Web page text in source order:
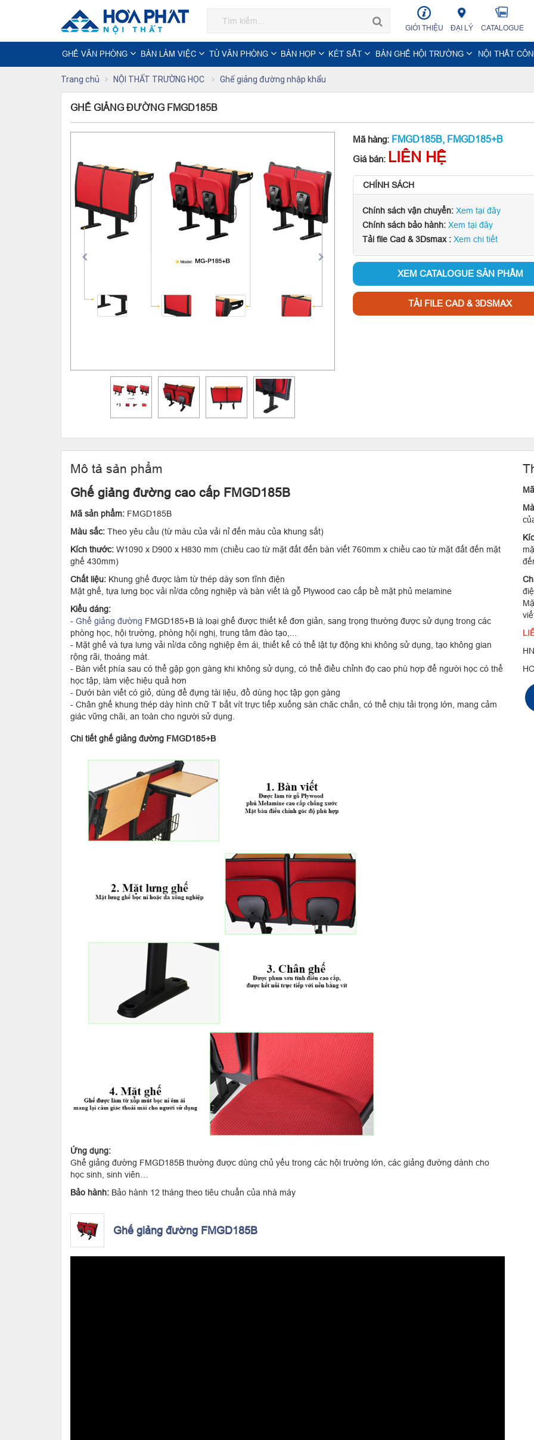
GIỚI THIỆU ĐẠI LÝ CATALOGUE
GHẾ VĂN PHÒNG BÀN LÀM VIỆC TỦ VĂN PHÒNG BÀN HỌP KÉT SẮT BÀN GHẾ HỘI TRƯỜNG NỘI THẤT
Trang chủ NỘI THẤT TRƯỜNG HỌC Ghế giảng đường nhập khẩu
GHẾ GIẢNG ĐƯỜNG FMGD185B
Mã hàng: FMGD185B, FMGD185+B
Giá bán: LIÊN HỆ
CHÍNH SÁCH
Chính sách vận chuyển:Xem tại đây
Chính sách bảo hành:Xem tại đây
Tải file Cad & 3Dsmax :Xem chi tiết
XEM CATALOGUE SẢN PHẨM
TẢI FILE CAD & 3DSMAX
Mô tả sản phẩm
Ghế giảng đường cao cấp FMGD185B
Mã sản phẩm: FMGD185B
Màu sắc: Theo yêu cầu (từ màu của vải nỉ đến màu của khung sắt)
Kích thước: W1090 x D900 x H830 mm (chiều cao từ mặt đất đến bàn viết 760mm x chiều cao từ mặt đất đến mặt
ghế 430mm)
Chất liệu: Khung ghế được làm từ thép dày sơn tĩnh điện
Mặt ghế, tựa lưng bọc vải nỉ/da công nghiệp và bàn viết là gỗ Plywood cao cấp bề mặt phủ melamine
Kiểu dáng:
- Ghế giảng đường FMGD185+B là loại ghế được thiết kế đơn giản, sang trọng thường được sử dụng trong các
phòng học, hội trường, phòng hội nghị, trung tâm đào tạo,...
- Mặt ghế và tựa lưng vải nỉ/da công nghiệp êm ái, thiết kế có thể lật tự động khi không sử dụng, tạo không gian
rộng rãi, thoáng mát.
- Bàn viết phía sau có thể gập gọn gàng khi không sử dụng, có thể điều chỉnh đọ cao phù hợp để người học có thể
học tập, làm việc hiệu quả hơn
- Dưới bàn viết có giỏ, dùng để đựng tài liệu, đồ dùng học tập gọn gàng
- Chân ghế khung thép dày hình chữ T bắt vít trực tiếp xuống sàn chăc chắn, có thể chịu tải trọng lớn, mang cảm
giác vững chãi, an toàn cho người sử dụng.
Chi tiết ghế giảng đường FMGD185+B
Ứng dụng:
Ghế giảng đường FMGD185B thường được dùng chủ yếu trong các hội trường lớn, các giảng đường dành cho
học sinh, sinh viên…
Bảo hành: Bảo hành 12 tháng theo tiêu chuẩn của nhà máy
Ghế giảng đường FMGD185B